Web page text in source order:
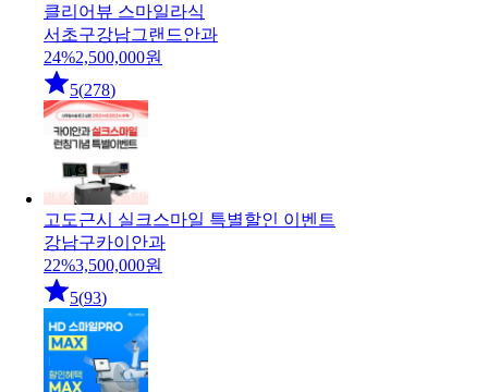
클리어뷰 스마일라식
서초구강남그랜드안과
24%2,500,000원
5(278)
고도근시 실크스마일 특별할인 이벤트
강남구카이안과
22%3,500,000원
5(93)